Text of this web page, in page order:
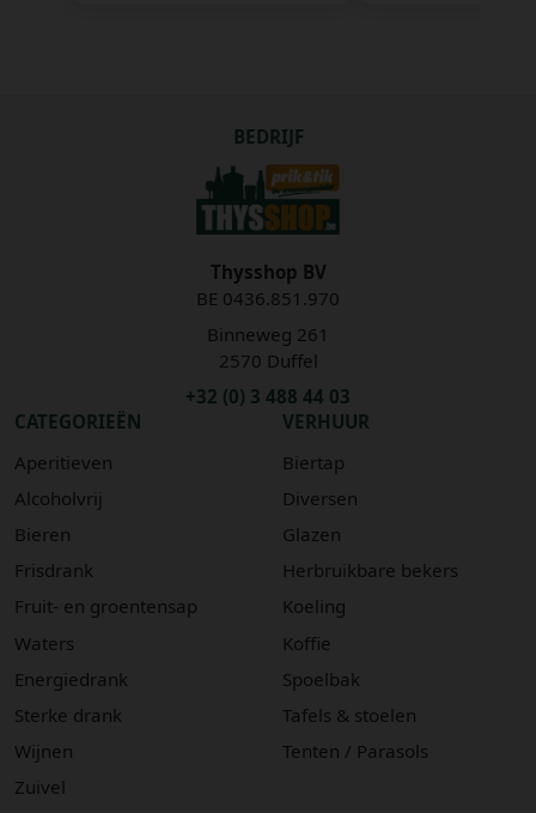
BEDRIJF
Thysshop BV
BE 0436.851.970
Binneweg 261
2570 Duffel
+32 (0) 3 488 44 03
CATEGORIEËN
Aperitieven
Alcoholvrij
Bieren
Frisdrank
Fruit- en groentensap
Waters
Energiedrank
Sterke drank
Wijnen
Zuivel
VERHUUR
Biertap
Diversen
Glazen
Herbruikbare bekers
Koeling
Koffie
Spoelbak
Tafels & stoelen
Tenten / Parasols